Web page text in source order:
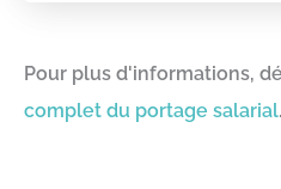
Pour plus d'informations,
complet du portage salarial.